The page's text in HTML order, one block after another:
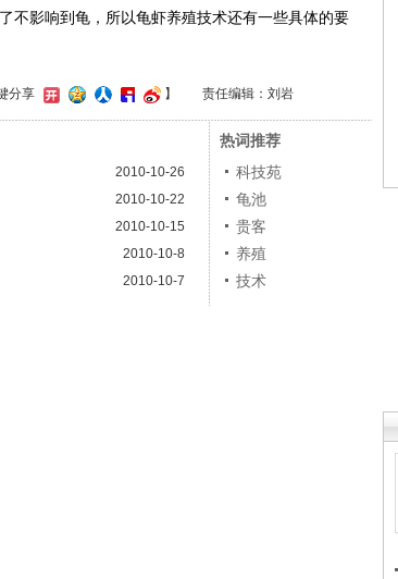
不影响到龟，所以龟虾养殖技术还有一些具体的要
分享 】 责任编辑：刘岩
2010-10-26
2010-10-22
2010-10-15
2010-10-8
2010-10-7
热词推荐
科技苑
龟池
贵客
养殖
技术